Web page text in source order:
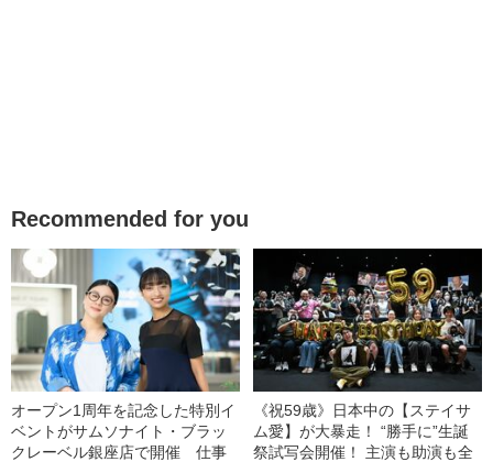
Recommended for you
オープン1周年を記念した特別イ
ベントがサムソナイト・ブラッ
クレーベル銀座店で開催 仕事
《祝59歳》日本中の【ステイサ
ム愛】が大暴走！ “勝手に”生誕
祭試写会開催！ 主演も助演も全